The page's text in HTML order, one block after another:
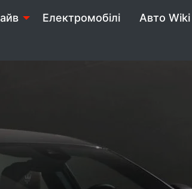
Електромобілі Авто Wiki